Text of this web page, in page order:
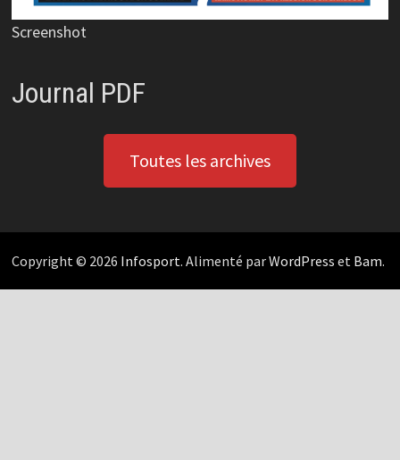
Screenshot
Journal PDF
Toutes les archives
Copyright © 2026 Infosport. Alimenté parWordPress et Bam.